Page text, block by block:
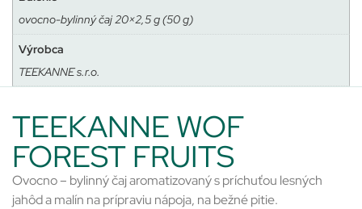
ovocno-bylinný čaj 20×2,5 g (50 g)
Výrobca
TEEKANNE s.r.o.
TEEKANNE WOF
FOREST FRUITS
Ovocno – bylinný čaj aromatizovaný s príchuťou lesných
jahôd a malín na prípraviu nápoja, na bežné pitie.